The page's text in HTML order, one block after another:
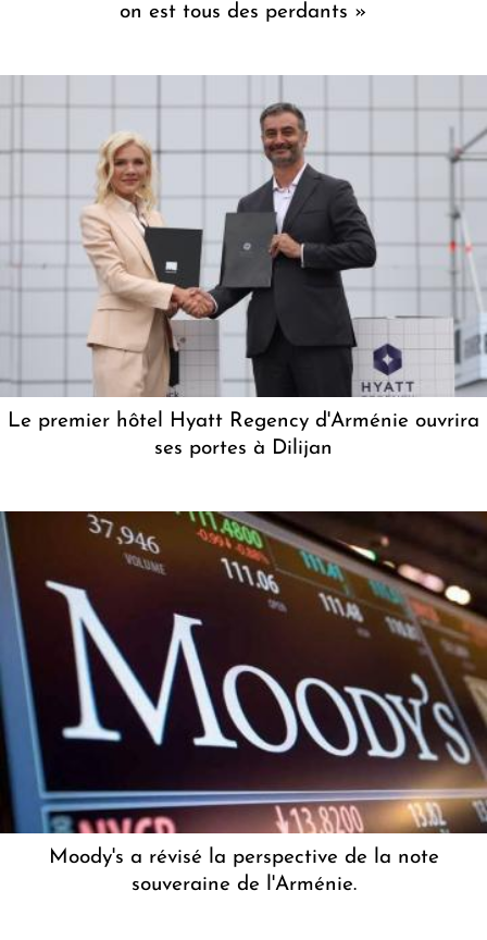
on est tous des perdants »
Le premier hôtel Hyatt Regency d'Arménie ouvrira
ses portes à Dilijan
Moody's a révisé la perspective de la note
souveraine de l'Arménie.